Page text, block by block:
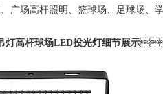
、广场高杆照明、篮球场、足球场
灯高杆球场LED投光灯细节展示